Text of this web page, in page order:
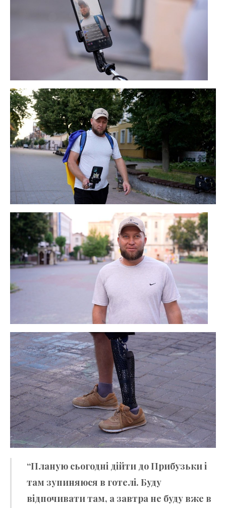
“Планую сьогодні дійти до Прибузьки і
там зупиняюся в готелі. Буду
відпочивати там, а завтра не буду вже в